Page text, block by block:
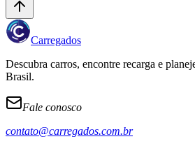
Carregados
Descubra carros, encontre recarga e
Brasil.
Fale conosco
contato@carregados.com.br